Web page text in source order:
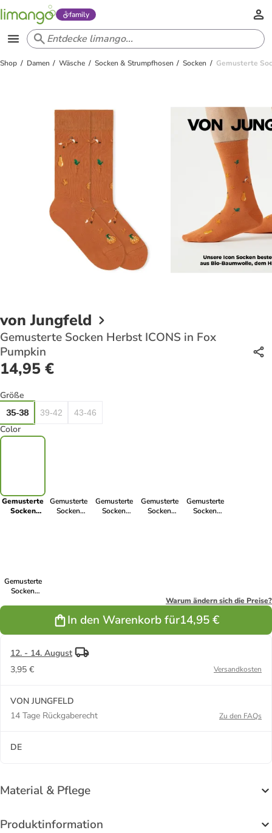
family
Shop Damen Wäsche Socken & Strumpfhosen Socken Gemusterte
von Jungfeld
Gemusterte Socken Herbst ICONS in Fox
Pumpkin
14,95 €
Größe
35-38 39-42 43-46
Color
Gemusterte
Socken
Gemusterte
Socken
Gemusterte
Socken
Gemusterte
Socken
Gemusterte
Socken
Gemusterte
Socken
Warum ändern sich die Preise?
In den Warenkorb für14,95 €
12. - 14. August
3,95 €
Versandkosten
VON JUNGFELD
14 Tage Rückgaberecht
Zu den FAQs
DE
Material & Pflege
Produktinformation